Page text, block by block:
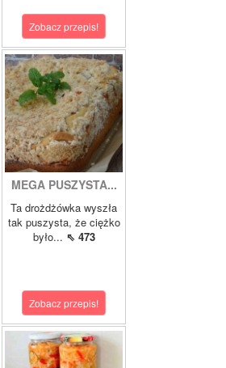
Zobacz przepis!
MEGA PUSZYSTA...
Ta drożdżówka wyszła
tak puszysta, że ciężko
było... ⇖ 473
Zobacz przepis!